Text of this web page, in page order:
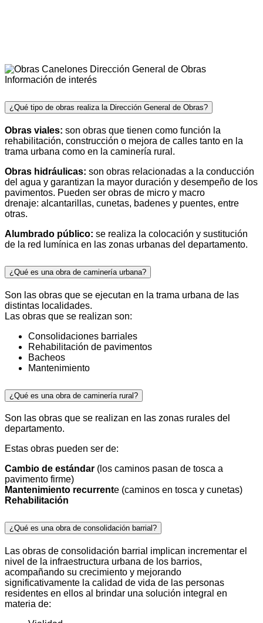
Dirección General de Obras
Información de interés
¿Qué tipo de obras realiza la Dirección General de Obras?
Obras viales: son obras que tienen como función la
rehabilitación, construcción o mejora de calles tanto en la
trama urbana como en la caminería rural.
Obras hidráulicas: son obras relacionadas a la conducción
del agua y garantizan la mayor duración y desempeño de los
pavimentos. Pueden ser obras de micro y macro
drenaje: alcantarillas, cunetas, badenes y puentes, entre
otras.
Alumbrado público: se realiza la colocación y sustitución
de la red lumínica en las zonas urbanas del departamento.
¿Qué es una obra de caminería urbana?
Son las obras que se ejecutan en la trama urbana de las
distintas localidades.
Las obras que se realizan son:
Consolidaciones barriales
Rehabilitación de pavimentos
Bacheos
Mantenimiento
¿Qué es una obra de caminería rural?
Son las obras que se realizan en las zonas rurales del
departamento.
Estas obras pueden ser de:
Cambio de estándar (los caminos pasan de tosca a
pavimento firme)
Mantenimiento recurrente (caminos en tosca y cunetas)
Rehabilitación
¿Qué es una obra de consolidación barrial?
Las obras de consolidación barrial implican incrementar el
nivel de la infraestructura urbana de los barrios,
acompañando su crecimiento y mejorando
significativamente la calidad de vida de las personas
residentes en ellos al brindar una solución integral en
materia de: